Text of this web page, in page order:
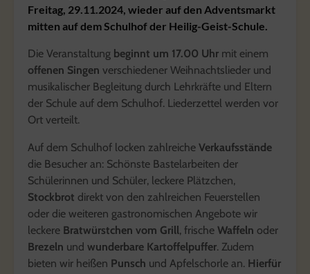
Freitag, 29.11.2024, wieder auf den Adventsmarkt
mitten auf dem Schulhof der Heilig-Geist-Schule.
Die Veranstaltung beginnt um 17.00 Uhr mit einem
offenen Singen verschiedener Weihnachtslieder und
musikalischer Begleitung durch Lehrkräfte und Eltern
der Schule auf dem Schulhof. Liederzettel werden vor
Ort verteilt.
Auf dem Schulhof locken zahlreiche Verkaufsstände
die Besucher an: Schönste Bastelarbeiten der
Schülerinnen und Schüler, leckere Plätzchen,
Stockbrot direkt von den zahlreichen Feuerstellen
oder die weiteren gastronomischen Angebote wir
leckere Bratwürstchen vom Grill, frische Waffeln oder
Brezeln und wunderbare Kartoffelpuffer. Zudem
bieten wir heißen Punsch und Apfelschorle an. Hierfür